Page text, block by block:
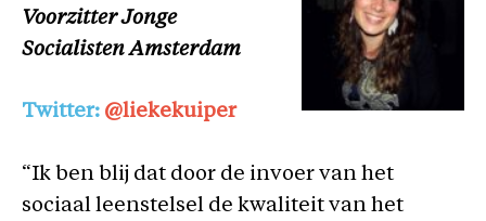
Voorzitter Jonge
Socialisten Amsterdam
Twitter: @liekekuiper
“Ik ben blij dat door de invoer van het
sociaal leenstelsel de kwaliteit van het